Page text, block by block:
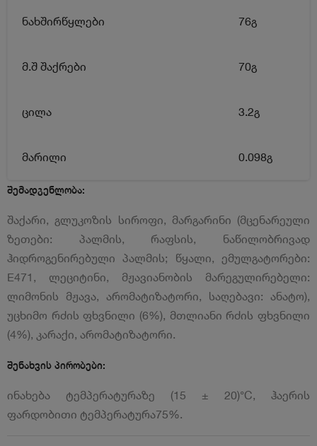
ნახშირწყლები 76გ
მ.შ შაქრები 70გ
ცილა 3.2გ
მარილი 0.098გ
შემადგენლობა:
შაქარი, გლუკოზის სიროფი, მარგარინი (მცენარეული
ზეთები: პალმის, რაფსის, ნაწილობრივად
ჰიდროგენირებული პალმის; წყალი, ემულგატორები:
E471, ლეციტინი, მჟავიანობის მარეგულირებელი:
ლიმონის მჟავა, არომატიზატორი, საღებავი: ანატო),
უცხიმო რძის ფხვნილი (6%), მთლიანი რძის ფხვნილი
(4%), კარაქი, არომატიზატორი.
შენახვის პირობები:
ინახება ტემპერატურაზე (15 ± 20)°С, ჰაერის
ფარდობითი ტემპერატურა75%.